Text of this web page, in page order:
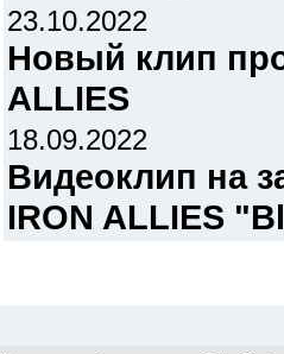
23.10.2022
Новый клип
ALLIES
18.09.2022
Видеоклип на
IRON ALLIES